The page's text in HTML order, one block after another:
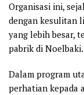
Organisasi ini,
dengan kesulitan
yang lebih besar,
pabrik di Noelbaki.
Dalam program
perhatian kepada